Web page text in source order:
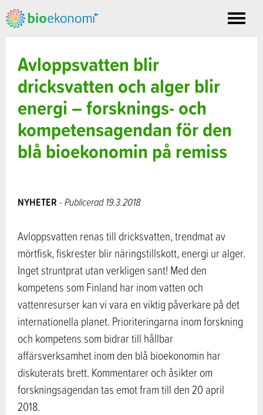
Toggle
Avloppsvatten blir
dricksvatten och alger blir
energi – forsknings- och
kompetensagendan för den
blå bioekonomin på remiss
NYHETER - Publicerad 19.3.2018
Avloppsvatten renas till dricksvatten, trendmat av
mörtfisk, fiskrester blir näringstillskott, energi ur alger.
Inget struntprat utan verkligen sant! Med den
kompetens som Finland har inom vatten och
vattenresurser kan vi vara en viktig påverkare på det
internationella planet. Prioriteringarna inom forskning
och kompetens som bidrar till hållbar
affärsverksamhet inom den blå bioekonomin har
diskuterats brett. Kommentarer och åsikter om
forskningsagendan tas emot fram till den 20 april
2018.